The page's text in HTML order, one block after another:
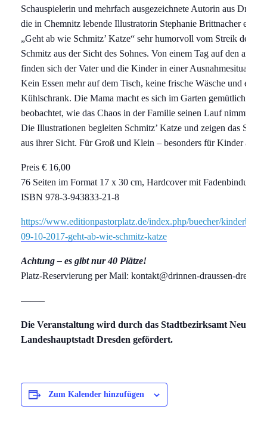
Schauspielerin und mehrfach ausgezeichnete Autorin aus
die in Chemnitz lebende Illustratorin Stephanie Brittnacher
„Geht ab wie Schmitz’ Katze“ sehr humorvoll vom Streik der
Schmitz aus der Sicht des Sohnes. Von einem Tag auf den
finden sich der Vater und die Kinder in einer Ausnahmesituation
Kein Essen mehr auf dem Tisch, keine frische Wäsche und einen
Kühlschrank. Die Mama macht es sich im Garten gemütlich und
beobachtet, wie das Chaos in der Familie seinen Lauf nimmt.
Die Illustrationen begleiten Schmitz’ Katze und zeigen das
aus ihrer Sicht. Für Groß und Klein – besonders für Kinder ab 5
Preis € 16,00
76 Seiten im Format 17 x 30 cm, Hardcover mit Fadenbindung
ISBN 978-3-943833-21-8
https://www.editionpastorplatz.de/index.php/buecher/
09-10-2017-geht-ab-wie-schmitz-katze
Achtung – es gibt nur 40 Plätze!
Platz-Reservierung per Mail: kontakt@drinnen-draussen-
——–
Die Veranstaltung wird durch das Stadtbezirksamt
Landeshauptstadt Dresden gefördert.
Zum Kalender hinzufügen